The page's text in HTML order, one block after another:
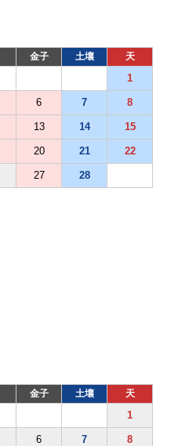
金子 土壤 天
1
6 7 8
13 14 15
20 21 22
27 28
金子 土壤 天
1
6 7 8